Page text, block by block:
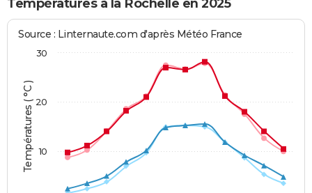
Températures à la Rochelle en 2025
Températures ( °C )
Source : Linternaute.com d'après Météo France
10
20
30